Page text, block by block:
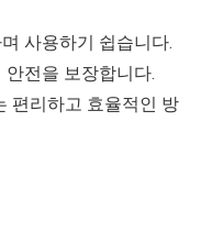
사용하기 쉽습니다.
전을 보장합니다.
편리하고 효율적인 방